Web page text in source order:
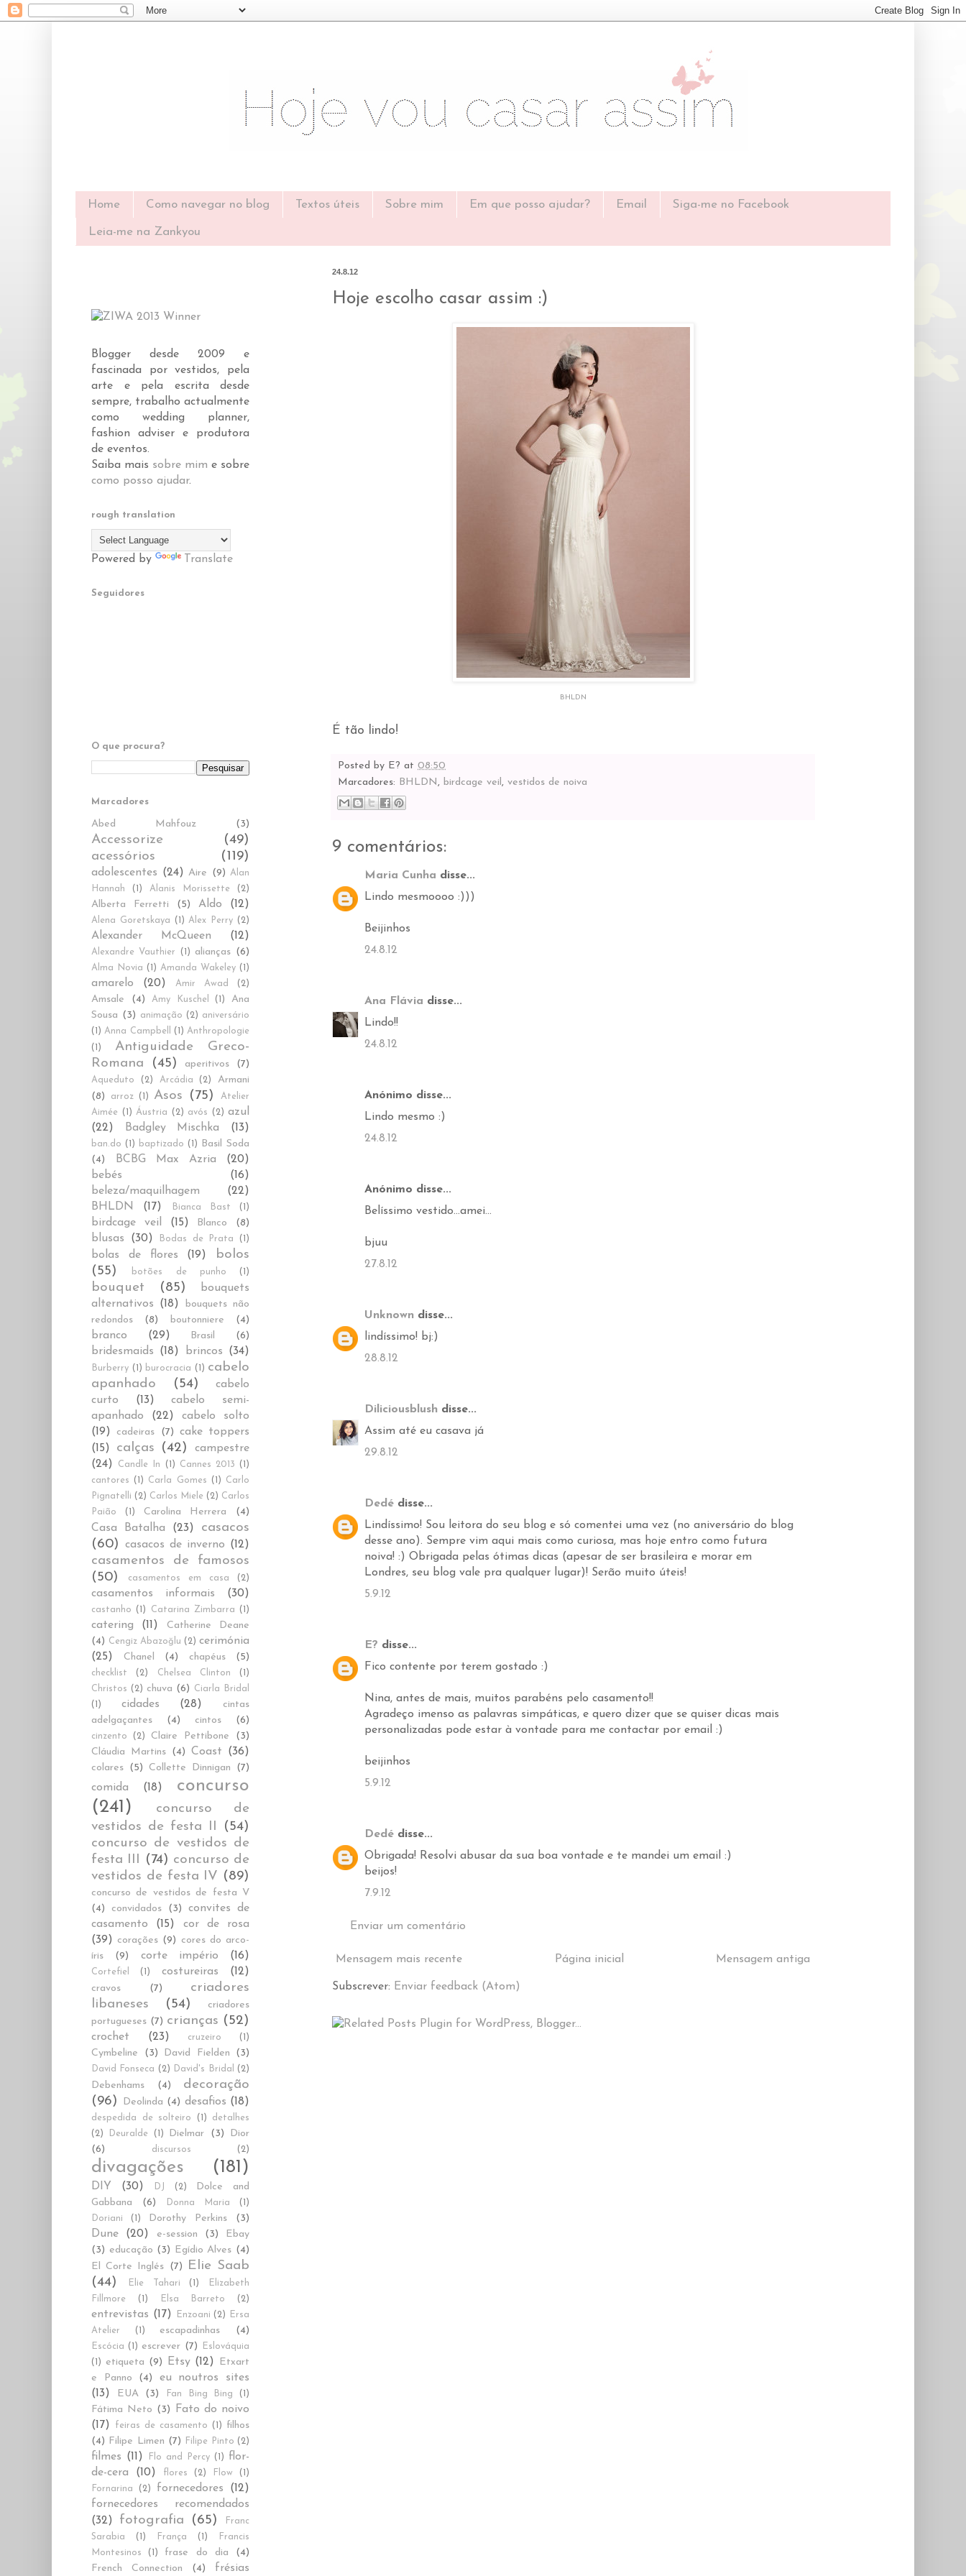
Home Como navegar no blog Textos úteis Sobre mim Em que posso ajudar? Email Siga-me no Facebook
Leia-me na Zankyou
24.8.12
Hoje escolho casar assim :)
BHLDN
É tão lindo!
Posted by E? at 08:50
Marcadores: BHLDN, birdcage veil, vestidos de noiva
9 comentários:
Maria Cunha disse...
Lindo mesmoooo :)))
Beijinhos
24.8.12
Ana Flávia disse...
Lindo!!
24.8.12
Anónimo disse...
Lindo mesmo :)
24.8.12
Anónimo disse...
Belíssimo vestido...amei...
bjuu
27.8.12
Unknown disse...
lindíssimo! bj:)
28.8.12
Diliciousblush disse...
Assim até eu casava já
29.8.12
Dedé disse...
Lindíssimo! Sou leitora do seu blog e só comentei uma vez (no aniversário do blog
desse ano). Sempre vim aqui mais como curiosa, mas hoje entro como futura
noiva! :) Obrigada pelas ótimas dicas (apesar de ser brasileira e morar em
Londres, seu blog vale pra qualquer lugar)! Serão muito úteis!
5.9.12
E? disse...
Fico contente por terem gostado :)
Nina, antes de mais, muitos parabéns pelo casamento!!
Agradeço imenso as palavras simpáticas, e quero dizer que se quiser dicas mais
personalizadas pode estar à vontade para me contactar por email :)
beijinhos
5.9.12
Dedé disse...
Obrigada! Resolvi abusar da sua boa vontade e te mandei um email :)
beijos!
7.9.12
Enviar um comentário
Mensagem mais recente Mensagem antiga
Página inicial
Subscrever: Enviar feedback (Atom)
Blogger desde 2009 e
fascinada por vestidos, pela
arte e pela escrita desde
sempre, trabalho actualmente
como wedding planner,
fashion adviser e produtora
de eventos.
Saiba mais sobre mim e sobre
como posso ajudar.
rough translation
Powered by Translate
Seguidores
O que procura?
Marcadores
Abed Mahfouz (3)
Accessorize
(49)
acessórios
(119)
adolescentes (24) Aire (9) Alan
Hannah
(1) Alanis Morissette (2)
Alberta Ferretti (5) Aldo (12)
Alena Goretskaya (1) Alex Perry (2)
Alexander McQueen (12)
Alexandre Vauthier (1) alianças (6)
Alma Novia (1) Amanda Wakeley (1)
amarelo (20) Amir Awad (2)
Amsale (4) Amy Kuschel (1)
Ana
Sousa (3) animação (2) aniversário
(1) Anna Campbell (1) Anthropologie
(1)
Antiguidade Greco-
Romana
(45) aperitivos (7)
Aqueduto (2) Arcádia (2)
Armani
(8)
arroz (1) Asos (75)
Atelier
Aimée
(1) Áustria (2) avós (2) azul
(22)
Badgley Mischka (13)
ban.do (1) baptizado (1)
Basil Soda
(4)
BCBG Max Azria
(20)
bebés
(16)
beleza/maquilhagem
(22)
BHLDN
(17) Bianca Bast (1)
birdcage veil (15) Blanco (8)
blusas (30) Bodas de Prata (1)
bolas de flores (19)
bolos
(55)
botões de punho (1)
bouquet (85)
bouquets
alternativos
(18)
bouquets não
redondos
(8) boutonniere (4)
branco (29) Brasil (6)
bridesmaids (18) brincos (34)
Burberry (1) burocracia (1) cabelo
apanhado
(54)
cabelo
curto
(13)
cabelo semi-
apanhado
(22)
cabelo solto
(19)
cadeiras (7) cake toppers
(15)
calças (42)
campestre
(24)
Candle In (1) Cannes 2013
(1)
cantores
(1) Carla Gomes (1)
Carlo
Pignatelli (2) Carlos Miele (2) Carlos
Paião
(1) Carolina Herrera (4)
Casa Batalha (23)
casacos
(60)
casacos de inverno (12)
casamentos de famosos
(50)
casamentos em casa (2)
casamentos informais (30)
castanho (1) Catarina Zimbarra (1)
catering (11)
Catherine Deane
(4) Cengiz Abazoğlu (2) cerimónia
(25)
Chanel (4) chapéus (5)
checklist (2) Chelsea Clinton
(1)
Christos (2) chuva (6)
Ciarla Bridal
(1)
cidades (28)
cintas
adelgaçantes
(4) cintos (6)
cinzento (2) Claire Pettibone
(3)
Cláudia Martins (4) Coast (36)
colares (5) Collette Dinnigan (7)
comida (18)
concurso
(241)
concurso de
vestidos de festa II
(54)
concurso de vestidos de
festa III
(74) concurso de
vestidos de festa IV (89)
concurso de vestidos de festa V
(4)
convidados (3)
convites de
casamento
(15)
cor de rosa
(39) corações (9) cores do arco-
íris
(9) corte império (16)
Cortefiel (1) costureiras (12)
cravos (7)
criadores
libaneses
(54)
criadores
portugueses (7) crianças (52)
crochet (23) cruzeiro (1)
Cymbeline (3) David Fielden (3)
David Fonseca (2) David's Bridal (2)
Debenhams (4)
decoração
(96)
Deolinda (4) desafios (18)
despedida de solteiro (1)
detalhes
(2)
Deuralde (1) Dielmar (3)
Dior
(6)
discursos (2)
divagações (181)
DIY (30) DJ (2)
Dolce and
Gabbana
(6) Donna Maria
(1)
Doriani
(1) Dorothy Perkins (3)
Dune (20) e-session (3)
Ebay
(3) educação (3) Egídio Alves (4)
El Corte Inglés (7)
Elie Saab
(44)
Elie Tahari (1)
Elizabeth
Fillmore
(1) Elsa Barreto (2)
entrevistas (17) Enzoani (2)
Ersa
Atelier
(1) escapadinhas (4)
Escócia (1) escrever (7)
Eslováquia
(1)
etiqueta (9) Etsy (12)
Etxart
e Panno
(4)
eu noutros sites
(13)
EUA (3) Fan Bing Bing (1)
Fátima Neto (3)
Fato do noivo
(17)
feiras de casamento (1)
filhos
(4) Filipe Limen (7) Filipe Pinto (2)
filmes (11) Flo and Percy (1)
flor-
de-cera
(10) flores (2) Flow
(1)
Fornarina
(2) fornecedores
(12)
fornecedores recomendados
(32)
fotografia (65)
Franc
Sarabia
(1) França (1)
Francis
Montesinos
(1) frase do dia
(4)
French Connection
(4) frésias